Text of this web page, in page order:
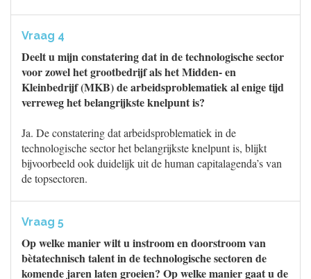
Vraag 4
Deelt u mijn constatering dat in de technologische sector
voor zowel het grootbedrijf als het Midden- en
Kleinbedrijf (MKB) de arbeidsproblematiek al enige tijd
verreweg het belangrijkste knelpunt is?
Ja. De constatering dat arbeidsproblematiek in de
technologische sector het belangrijkste knelpunt is, blijkt
bijvoorbeeld ook duidelijk uit de human capitalagenda’s van
de topsectoren.
Vraag 5
Op welke manier wilt u instroom en doorstroom van
bètatechnisch talent in de technologische sectoren de
komende jaren laten groeien? Op welke manier gaat u de